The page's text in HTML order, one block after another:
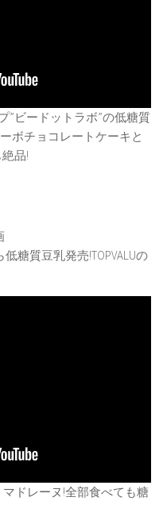
”ビードットラボ”の低糖質
ボチョコレートケーキと
品!
糖質豆乳発売!TOPVALUの
ドレーヌ!全部食べても糖